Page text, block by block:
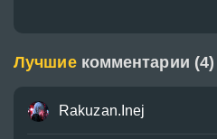
Лучшие комментарии (4)
Rakuzan.Inej